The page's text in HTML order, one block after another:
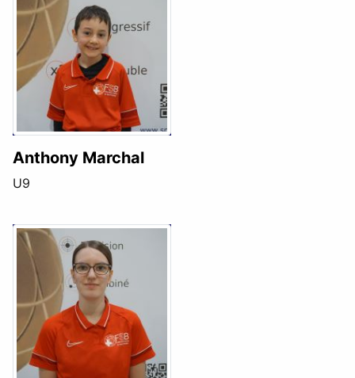
Anthony Marchal
U9